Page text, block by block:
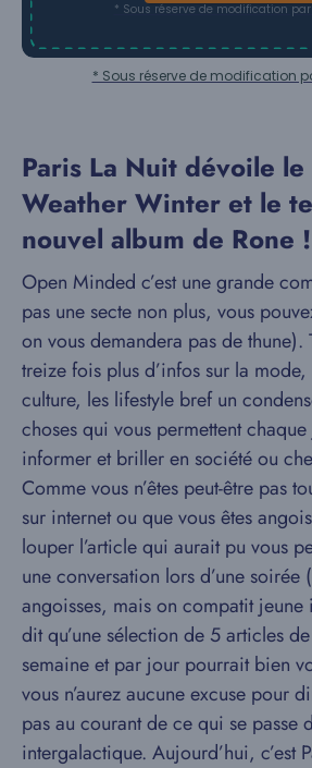
* Sous réserve de modification
* Sous réserve de modification
Paris La Nuit dévoile
Weather Winter et le
nouvel album de Rone !
Open Minded c’est une grande
pas une secte non plus, vous
on vous demandera pas de thune).
treize fois plus d’infos sur la
culture, les lifestyle bref un
choses qui vous permettent
informer et briller en société ou
Comme vous n’êtes peut-être pas
sur internet ou que vous êtes
louper l’article qui aurait pu vous
une conversation lors d’une soirée
angoisses, mais on compatit jeune
dit qu’une sélection de 5 articles
semaine et par jour pourrait bien
vous n’aurez aucune excuse pour
pas au courant de ce qui se passe
intergalactique. Aujourd’hui, c’est